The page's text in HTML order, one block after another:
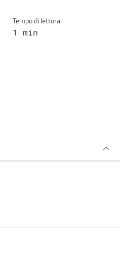
Tempo di lettura:
1 min